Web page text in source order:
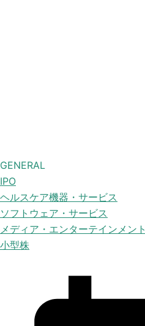
GENERAL
IPO
ヘルスケア機器・サービス
ソフトウェア・サービス
メディア・エンターテインメント
小型株